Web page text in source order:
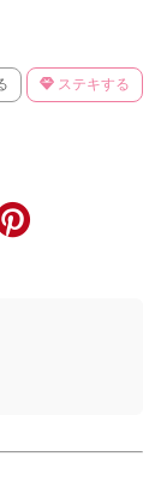
ステキする